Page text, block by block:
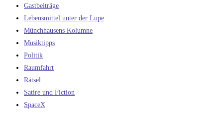
Gastbeiträge
Lebensmittel unter der Lupe
Münchhausens Kolumne
Musiktipps
Politik
Raumfahrt
Rätsel
Satire und Fiction
SpaceX